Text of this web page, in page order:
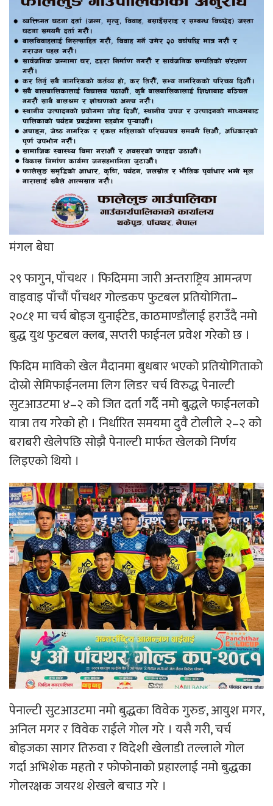
मंगल बेघा
२९ फागुन, पाँचथर । फिदिममा जारी अन्तराष्ट्रिय आमन्त्रण
वाइवाइ पाँचौं पाँचथर गोल्डकप फुटबल प्रतियोगिता–
२०८१ मा चर्च बोइज युनाईटेड, काठमाण्डौंलाई हराउँदै नमो
बुद्ध युथ फुटबल क्लब, सप्तरी फाईनल प्रवेश गरेको छ ।
फिदिम माविको खेल मैदानमा बुधबार भएको प्रतियोगिताको
दोस्रो सेमिफाईनलमा लिग लिडर चर्च विरुद्ध पेनाल्टी
सुटआउटमा ४–२ को जित दर्ता गर्दै नमो बुद्धले फाईनलको
यात्रा तय गरेको हो । निर्धारित समयमा दुवै टोलीले २–२ को
बराबरी खेलेपछि सोझै पेनाल्टी मार्फत खेलको निर्णय
लिइएको थियो ।
पेनाल्टी सुटआउटमा नमो बुद्धका विवेक गुरुङ, आयुश मगर,
अनिल मगर र विवेक राईले गोल गरे । यसै गरी, चर्च
बोइजका सागर तिरुवा र विदेशी खेलाडी तल्लाले गोल
गर्दा अभिशेक महतो र फाेफाेनाको प्रहारलाई नमो बुद्धका
गोलरक्षक जयरथ शेखले बचाउ गरे ।